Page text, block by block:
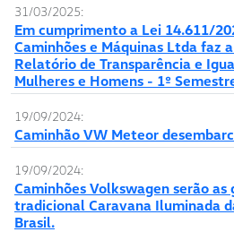
31/03/2025:
Em cumprimento a Lei 14.611/
Caminhões e Máquinas Ltda faz
Relatório de Transparência e
Mulheres e Homens - 1º
19/09/2024:
Caminhão VW Meteor
19/09/2024:
Caminhões Volkswagen serão as
tradicional Caravana Iluminada
Brasil.